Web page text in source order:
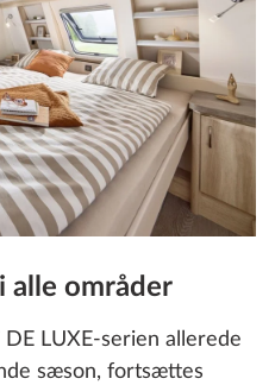
alle områder
LUXE-serien allerede
sæson, fortsættes